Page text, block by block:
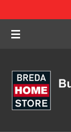
direct
naar